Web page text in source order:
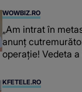
WOWBIZ.RO
„Am intrat în
anunț
operație! Vedeta
KFETELE.RO